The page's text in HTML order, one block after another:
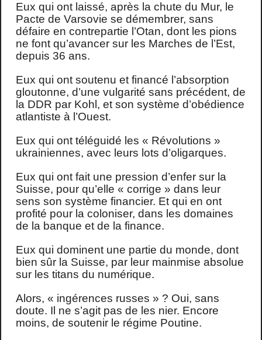
Eux qui ont laissé, après la chute du Mur, le
Pacte de Varsovie se démembrer, sans
défaire en contrepartie l’Otan, dont les pions
ne font qu’avancer sur les Marches de l’Est,
depuis 36 ans.
Eux qui ont soutenu et financé l’absorption
gloutonne, d’une vulgarité sans précédent, de
la DDR par Kohl, et son système d’obédience
atlantiste à l’Ouest.
Eux qui ont téléguidé les « Révolutions »
ukrainiennes, avec leurs lots d’oligarques.
Eux qui ont fait une pression d’enfer sur la
Suisse, pour qu’elle « corrige » dans leur
sens son système financier. Et qui en ont
profité pour la coloniser, dans les domaines
de la banque et de la finance.
Eux qui dominent une partie du monde, dont
bien sûr la Suisse, par leur mainmise absolue
sur les titans du numérique.
Alors, « ingérences russes » ? Oui, sans
doute. Il ne s’agit pas de les nier. Encore
moins, de soutenir le régime Poutine.